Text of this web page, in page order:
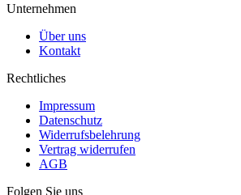
Unternehmen
Über uns
Kontakt
Rechtliches
Impressum
Datenschutz
Widerrufsbelehrung
Vertrag widerrufen
AGB
Folgen Sie uns